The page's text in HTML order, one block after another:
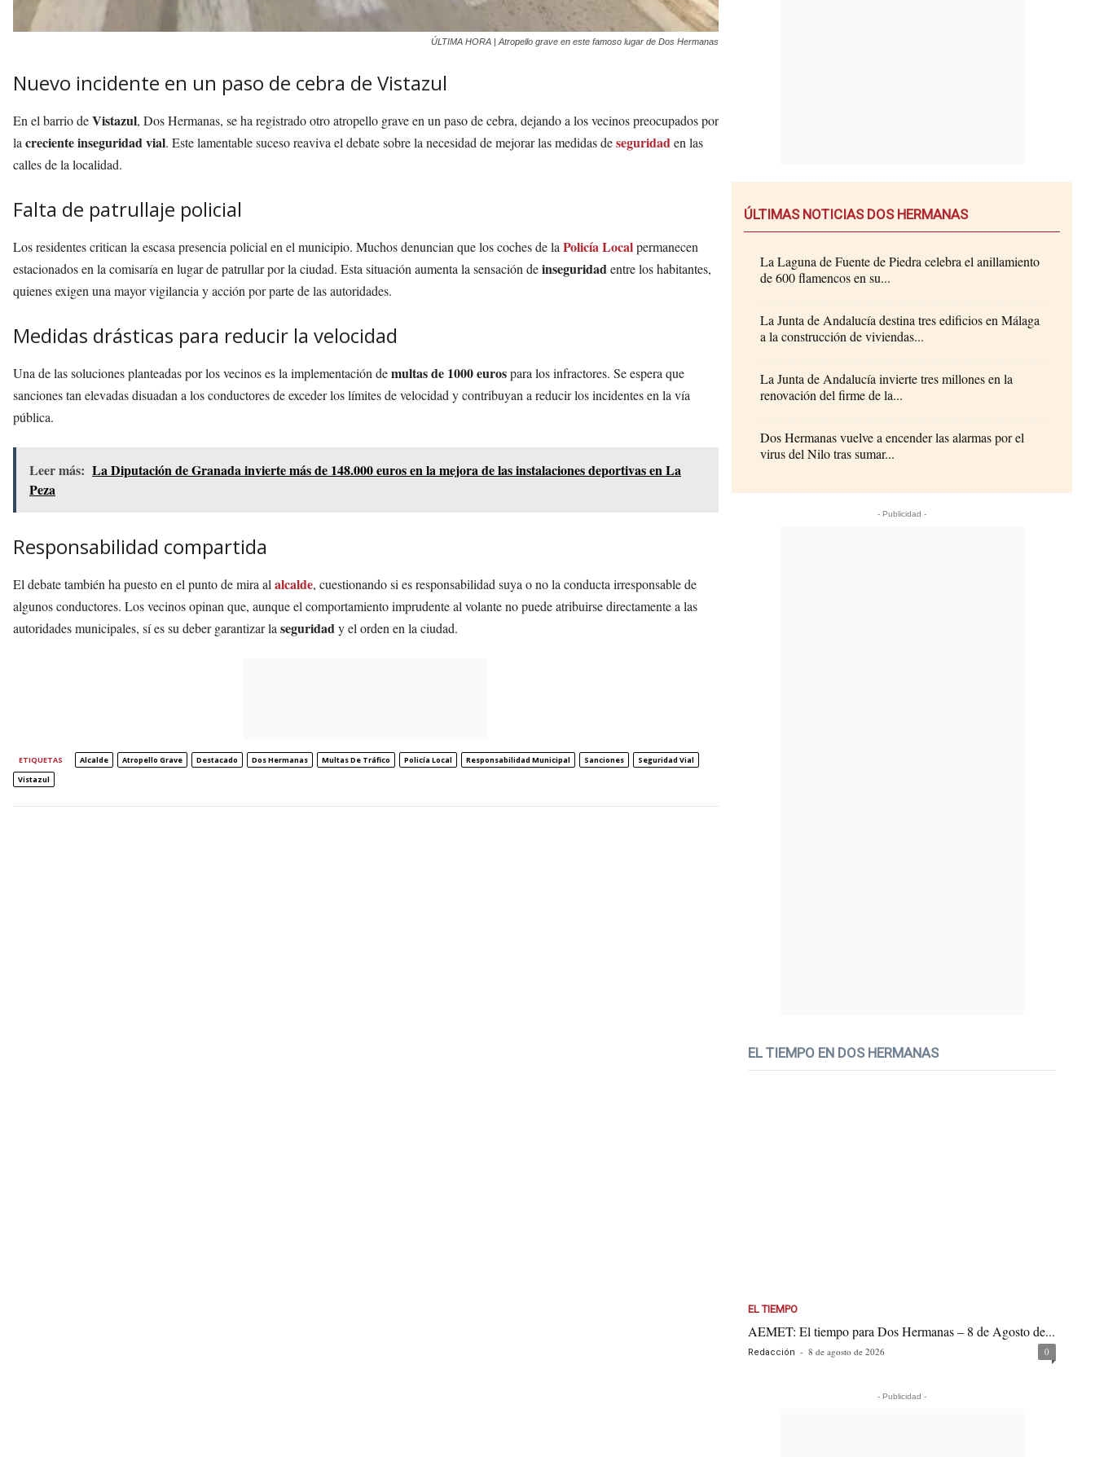
ÚLTIMA HORA | Atropello grave en este famoso lugar de Dos Hermanas
Nuevo incidente en un paso de cebra de Vistazul
En el barrio deVistazul, Dos Hermanas, se ha registrado otro atropello grave en un paso de cebra, dejando a los vecinos preocupados por
la creciente inseguridad vial. Este lamentable suceso reaviva el debate sobre la necesidad de mejorar las medidas deseguridaden las
calles de la localidad.
Falta de patrullaje policial
Los residentes critican la escasa presencia policial en el municipio. Muchos denuncian que los coches de la Policía Localpermanecen
estacionados en la comisaría en lugar de patrullar por la ciudad. Esta situación aumenta la sensación deinseguridadentre los habitantes,
quienes exigen una mayor vigilancia y acción por parte de las autoridades.
Medidas drásticas para reducir la velocidad
Una de las soluciones planteadas por los vecinos es la implementación demultas de 1000 eurospara los infractores. Se espera que
sanciones tan elevadas disuadan a los conductores de exceder los límites de velocidad y contribuyan a reducir los incidentes en la vía
pública.
Leer más: La Diputación de Granada invierte más de 148.000 euros en la mejora de las instalaciones deportivas en La
Peza
Responsabilidad compartida
El debate también ha puesto en el punto de mira al alcalde, cuestionando si es responsabilidad suya o no la conducta irresponsable de
algunos conductores. Los vecinos opinan que, aunque el comportamiento imprudente al volante no puede atribuirse directamente a las
autoridades municipales, sí es su deber garantizar la seguridady el orden en la ciudad.
ETIQUETAS Alcalde Atropello Grave Destacado Dos Hermanas Multas De Tráfico Policía Local Responsabilidad Municipal Sanciones
Seguridad Vial
Vistazul
ÚLTIMAS NOTICIAS DOS HERMANAS
La Laguna de Fuente de Piedra celebra el anillamiento
de 600 flamencos en su...
La Junta de Andalucía destina tres edificios en Málaga
a la construcción de viviendas...
La Junta de Andalucía invierte tres millones en la
renovación del firme de la...
Dos Hermanas vuelve a encender las alarmas por el
virus del Nilo tras sumar...
- Publicidad -
EL TIEMPO EN DOS HERMANAS
EL TIEMPO
AEMET: El tiempo para Dos Hermanas – 8 de Agosto de...
Redacción - 8 de agosto de 2026 0
- Publicidad -